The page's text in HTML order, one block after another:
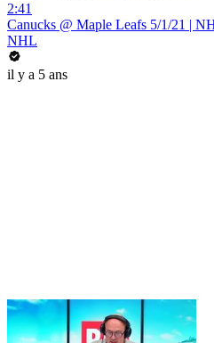
2:41
Canucks @ Maple Leafs 5/1/21 |
NHL
il y a 5 ans